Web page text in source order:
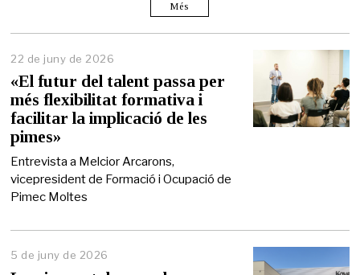
Més
22 de juny de 2026
d
e
j
y
d
2
«El futur del talent passa per
més flexibilitat formativa i
facilitar la implicació de les
pimes»
Entrevista a Melcior Arcarons,
vicepresident de Formació i Ocupació de
Pimec Moltes
5 de juny de 2026
d